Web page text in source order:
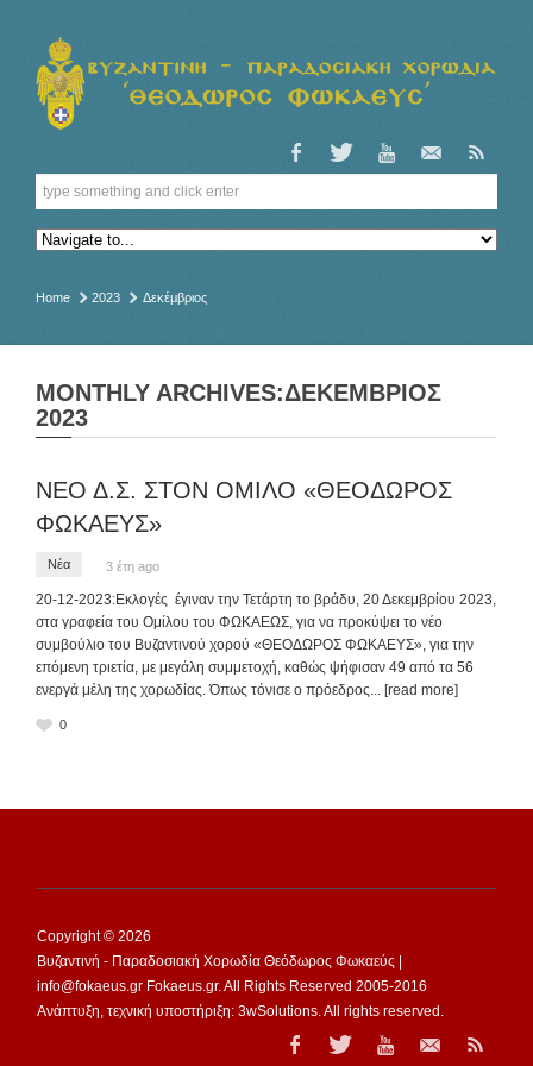
Home 2023 Δεκέμβριος
MONTHLY ARCHIVES:ΔΕΚΈΜΒΡΙΟΣ
2023
ΝΕΟ Δ.Σ. ΣΤΟΝ ΟΜΙΛΟ «ΘΕΟΔΩΡΟΣ
ΦΩΚΑΕΥΣ»
Νέα 3 έτη ago
20-12-2023:Εκλογές έγιναν την Τετάρτη το βράδυ, 20 Δεκεμβρίου 2023,
στα γραφεία του Ομίλου του ΦΩΚΑΕΩΣ, για να προκύψει το νέο
συμβούλιο του Βυζαντινού χορού «ΘΕΟΔΩΡΟΣ ΦΩΚΑΕΥΣ», για την
επόμενη τριετία, με μεγάλη συμμετοχή, καθώς ψήφισαν 49 από τα 56
ενεργά μέλη της χορωδίας. Όπως τόνισε ο πρόεδρος ... [read more]
0
Copyright © 2026
Βυζαντινή - Παραδοσιακή Χορωδία Θεόδωρος Φωκαεύς |
info@fokaeus.gr Fokaeus.gr. All Rights Reserved 2005-2016
Ανάπτυξη, τεχνική υποστήριξη: 3wSolutions. All rights reserved.